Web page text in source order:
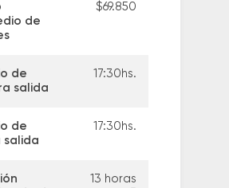
de
$69.850
de
salida
17:30hs.
de
salida
17:30hs.
13 horas